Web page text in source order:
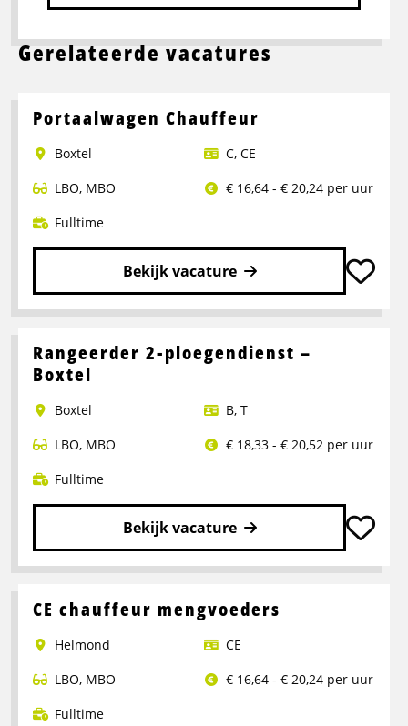
Gerelateerde vacatures
Portaalwagen Chauffeur
Boxtel C, CE
LBO, MBO
€ 16,64 - € 20,24 per uur
Fulltime
Bekijk vacature
Lees
over
Portaalwagen
Rangeerder 2-ploegendienst –
Boxtel
Boxtel B, T
LBO, MBO
€ 18,33 - € 20,52 per uur
Fulltime
Bekijk vacature
Lees
over
2-
ploegendienst
Boxtel
CE chauffeur mengvoeders
Helmond
CE
LBO, MBO
€ 16,64 - € 20,24 per uur
Fulltime